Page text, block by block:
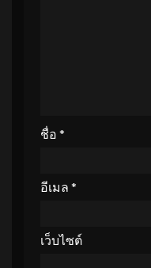
ชื่อ *
อีเมล *
เว็บไซต์